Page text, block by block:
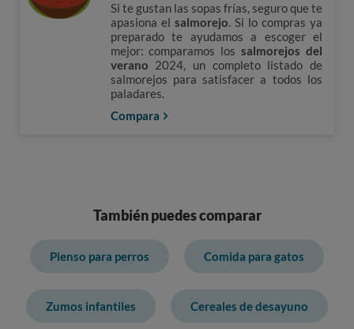
Si te gustan las sopas frías, seguro que te
apasiona el salmorejo. Si lo compras ya
preparado te ayudamos a escoger el
mejor: comparamos lossalmorejos del
verano 2024, un completo listado de
salmorejos para satisfacer a todos los
paladares.
Compara
También puedes comparar
Pienso para perros Comida para gatos
Zumos infantiles Cereales de desayuno